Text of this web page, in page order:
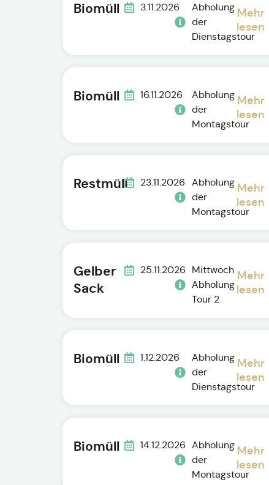
Biomüll 3.11.2026
Abholung
der
Dienstagstour
Mehr
lesen
Biomüll 16.11.2026
Abholung
der
Montagstour
Mehr
lesen
Restmüll 23.11.2026
Abholung
der
Montagstour
Mehr
lesen
Gelber
Sack
25.11.2026
Mittwoch
Abholung
Tour 2
Mehr
lesen
Biomüll 1.12.2026
Abholung
der
Dienstagstour
Mehr
lesen
Biomüll 14.12.2026 Abholung
der
Montagstour
Mehr
lesen